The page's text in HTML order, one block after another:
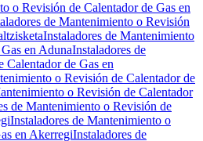
o Revisión de Calentador de Gas en
de Mantenimiento o Revisión
Instaladores de Mantenimiento
en AdunaInstaladores de
Calentador de Gas en
o Revisión de Calentador de
o Revisión de Calentador
de Mantenimiento o Revisión de
Instaladores de Mantenimiento o
en AkerregiInstaladores de